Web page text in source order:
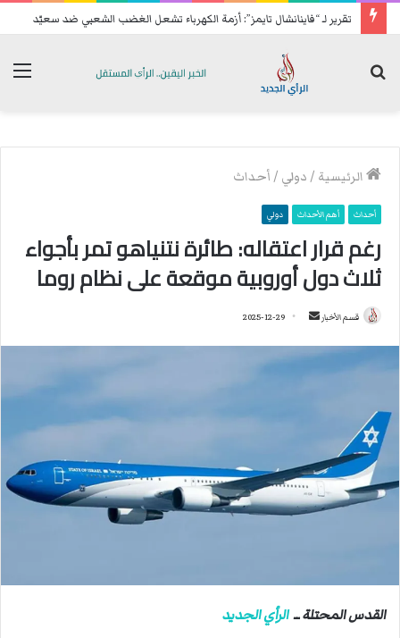
تقرير لـ “فاينانشال تايمز”: أزمة الكهرباء تشعل الغضب الشعبي ضد سعيّد
الرئيسية /دولي /أحداث
أحداث أهم الأحداث دولي
رغم قرار اعتقاله: طائرة نتنياهو تمر بأجواء
ثلاث دول أوروبية موقعة على نظام روما
قسم الأخبار
س
د
ا
إ
و
2025-12-29
القدس المحتلة ــالرأي الجديد